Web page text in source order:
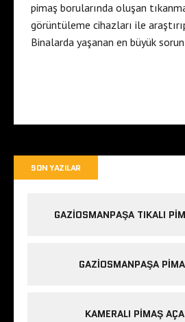
pimaş borularında oluşan
görüntüleme cihazları ile
Binalarda yaşanan en büyük
SON YAZILAR
GAZIOSMANPAŞA TIKALI
GAZIOSMANPAŞA
KAMERALI PIMAŞ